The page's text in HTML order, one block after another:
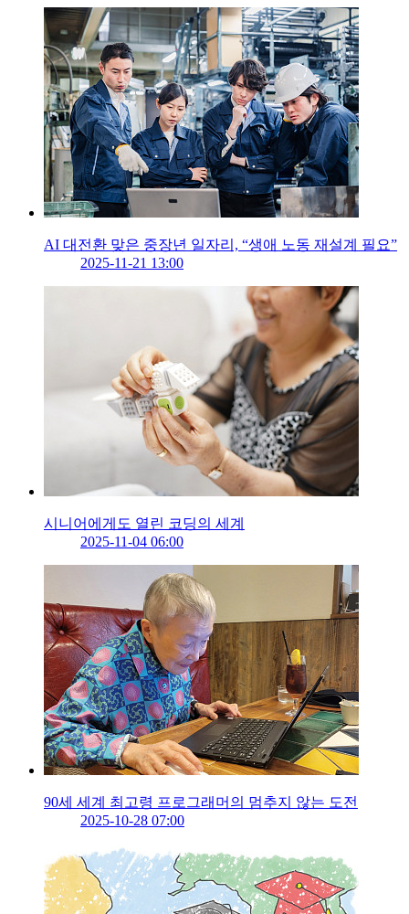
AI 대전환 맞은 중장년 일자리, “생애 노동 재설계 필요”
2025-11-21 13:00
시니어에게도 열린 코딩의 세계
2025-11-04 06:00
90세 세계 최고령 프로그래머의 멈추지 않는 도전
2025-10-28 07:00